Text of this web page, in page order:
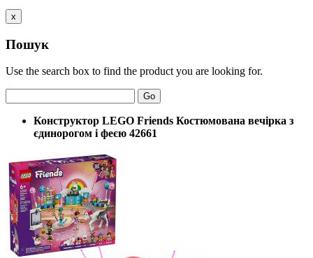
x
Пошук
Use the search box to find the product you are looking for.
Go
Конструктор LEGO Friends Костюмована вечірка з
єдинорогом і феєю 42661